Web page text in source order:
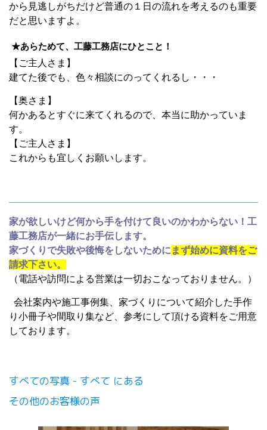
から見逃しがちだけど普通の１日の流れを考えるのも重要
だと思いますよ。
★あらためて、工藤工務店にひとこと！
【ご主人さま】
建てた後でも、色々相談にのってくれるし・・・
【奥さま】
何かあるとすぐに来てくれるので、本当に助かっていま
す。
【ご主人さま】
これからも宜しくお願いします。
家が欲しいけど何から手を付けて良いのかわからない！工
藤工務店が一緒にお手伝します。
家づくりで失敗や後悔をしないために まず始めに資料をご
請求下さい。
（電話や訪問による営業は一切おこなっておりません。）
会社案内や施工事例集、家づくりについて紹介した手作
り小冊子や間取り集など、参考にして頂ける資料をご用意
しております。
すべての写真 - すべて にある
その他のお客様の声